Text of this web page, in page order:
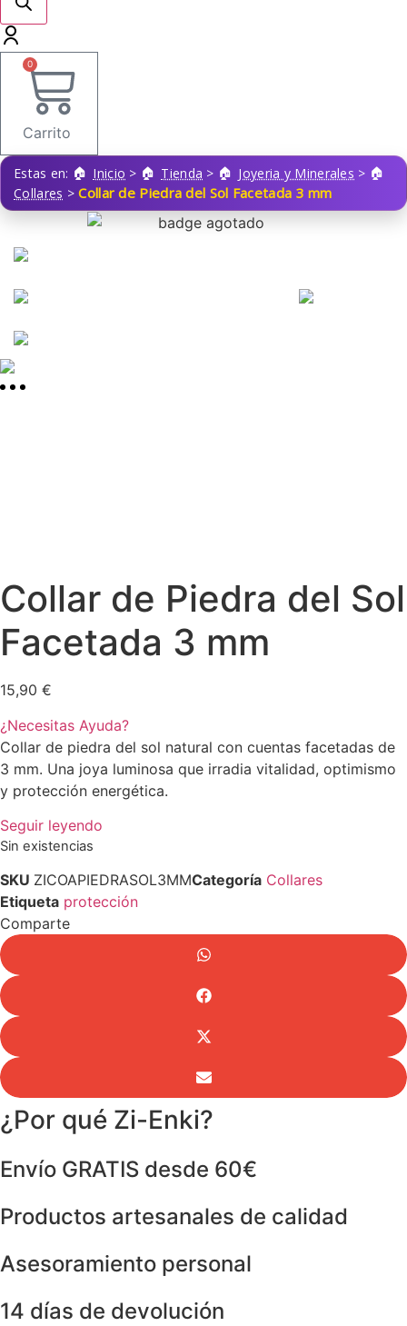
0
Carrito
Estas en: Inicio > Tienda > Joyeria y Minerales >
Collares >Collar de Piedra del Sol Facetada 3 mm
Collar de Piedra del Sol
Facetada 3 mm
15,90 €
¿Necesitas Ayuda?
Collar de piedra del sol natural con cuentas facetadas de
3 mm. Una joya luminosa que irradia vitalidad, optimismo
y protección energética.
Seguir leyendo
Sin existencias
SKU ZICOAPIEDRASOL3MMCategoría Collares
Etiqueta protección
Comparte
¿Por qué Zi-Enki?
Envío GRATIS desde 60€
Productos artesanales de calidad
Asesoramiento personal
14 días de devolución